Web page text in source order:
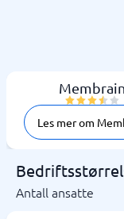
Membrain
Les mer om
Antall ansatte